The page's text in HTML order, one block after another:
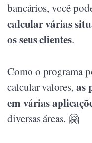
bancários, você
calcular várias
os seus clientes.
Como o programa
calcular valores, as
em várias
diversas áreas. 🤗